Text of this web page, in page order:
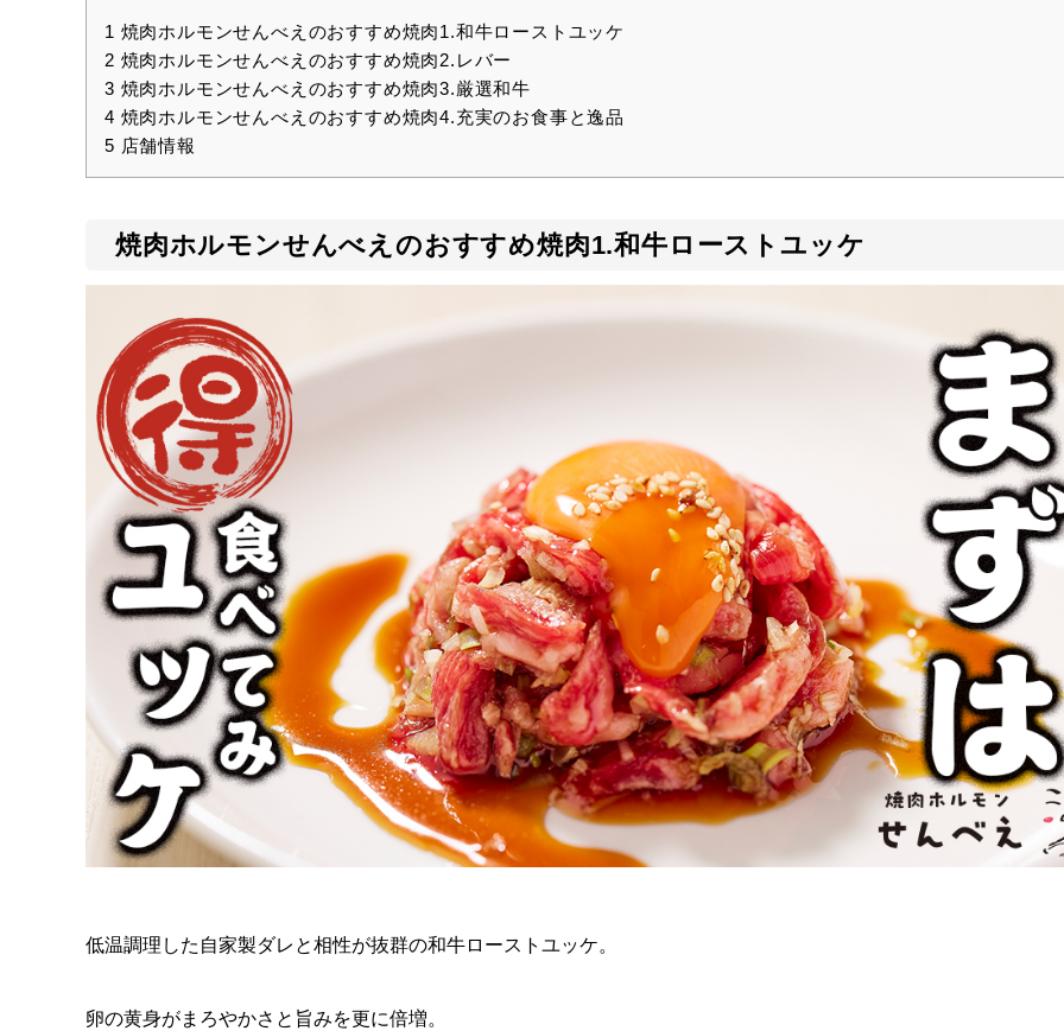
1 焼肉ホルモンせんべえのおすすめ焼肉1.和牛ローストユッケ
2 焼肉ホルモンせんべえのおすすめ焼肉2.レバー
3 焼肉ホルモンせんべえのおすすめ焼肉3.厳選和牛
4 焼肉ホルモンせんべえのおすすめ焼肉4.充実のお食事と逸品
5 店舗情報
焼肉ホルモンせんべえのおすすめ焼肉1.和牛ローストユッケ
低温調理した自家製ダレと相性が抜群の和牛ローストユッケ。
卵の黄身がまろやかさと旨みを更に倍増。